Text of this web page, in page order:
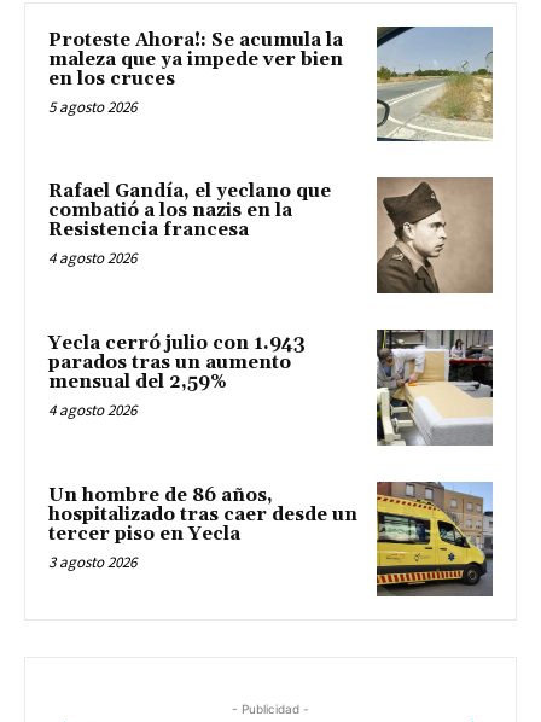
Proteste Ahora!: Se acumula la
maleza que ya impede ver bien
en los cruces
5 agosto 2026
Rafael Gandía, el yeclano que
combatió a los nazis en la
Resistencia francesa
4 agosto 2026
Yecla cerró julio con 1.943
parados tras un aumento
mensual del 2,59%
4 agosto 2026
Un hombre de 86 años,
hospitalizado tras caer desde un
tercer piso en Yecla
3 agosto 2026
- Publicidad -